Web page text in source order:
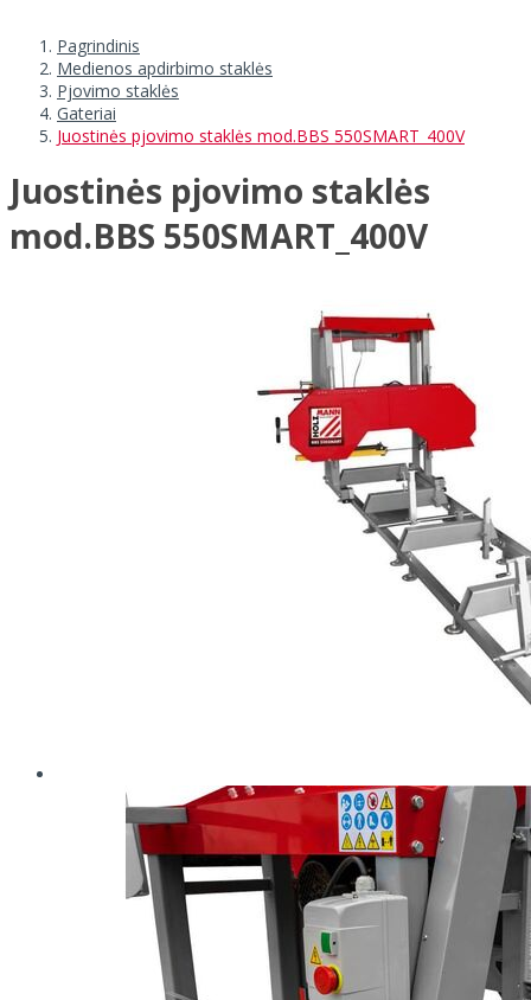
Pagrindinis
Medienos apdirbimo staklės
Pjovimo staklės
Gateriai
Juostinės pjovimo staklės mod.BBS 550SMART_400V
Juostinės pjovimo staklės
mod.BBS 550SMART_400V